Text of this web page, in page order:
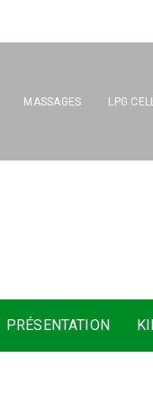
MASSAGES LPG
PRÉSENTATION